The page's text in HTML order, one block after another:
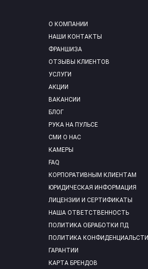
О КОМПАНИИ
НАШИ КОНТАКТЫ
ФРАНШИЗА
ОТЗЫВЫ КЛИЕНТОВ
УСЛУГИ
АКЦИИ
ВАКАНСИИ
БЛОГ
РУКА НА ПУЛЬСЕ
СМИ О НАС
КАМЕРЫ
FAQ
КОРПОРАТИВНЫМ КЛИЕНТАМ
ЮРИДИЧЕСКАЯ ИНФОРМАЦИЯ
ЛИЦЕНЗИИ И СЕРТИФИКАТЫ
НАША ОТВЕТСТВЕННОСТЬ
ПОЛИТИКА ОБРАБОТКИ ПД
ПОЛИТИКА КОНФИДЕНЦИАЛЬСТИ
ГАРАНТИИ
КАРТА БРЕНДОВ